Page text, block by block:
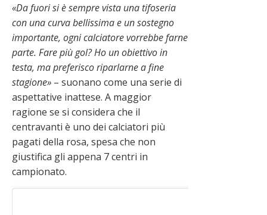
«Da fuori si è sempre vista una tifoseria
con una curva bellissima e un sostegno
importante, ogni calciatore vorrebbe farne
parte. Fare più gol? Ho un obiettivo in
testa, ma preferisco riparlarne a fine
stagione» – suonano come una serie di
aspettative inattese. A maggior
ragione se si considera che il
centravanti è uno dei calciatori più
pagati della rosa, spesa che non
giustifica gli appena 7 centri in
campionato.